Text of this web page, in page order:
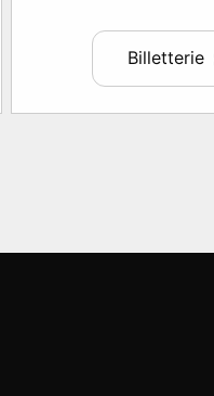
Billetterie